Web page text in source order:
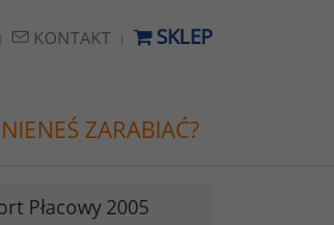
KONTAKT SKLEP
ZARABIAĆ?
Płacowy 2005